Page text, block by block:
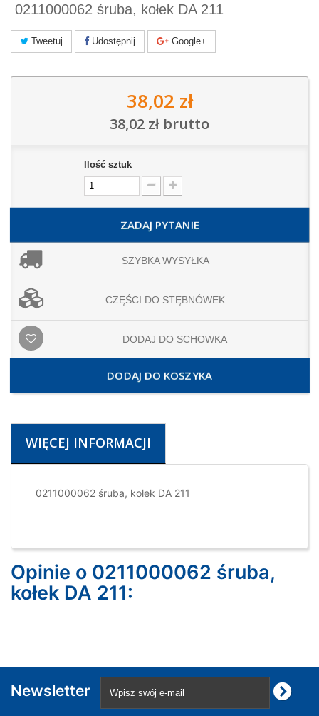
0211000062 śruba, kołek DA 211
Tweetuj Udostępnij Google+
38,02 zł
38,02 zł brutto
Ilość sztuk
ZADAJ PYTANIE
SZYBKA WYSYŁKA
CZĘŚCI DO STĘBNÓWEK ...
DODAJ DO SCHOWKA
DODAJ DO KOSZYKA
WIĘCEJ INFORMACJI
0211000062 śruba, kołek DA 211
Opinie o 0211000062 śruba,
kołek DA 211:
Newsletter